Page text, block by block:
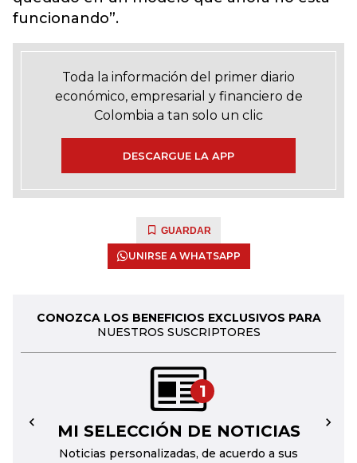
funcionando”.
Toda la información del primer diario
económico, empresarial y financiero de
Colombia a tan solo un clic
DESCARGUE LA APP
GUARDAR
UNIRSE A WHATSAPP
CONOZCA LOS BENEFICIOS EXCLUSIVOS PARA
NUESTROS SUSCRIPTORES
1
MI SELECCIÓN DE NOTICIAS
Noticias personalizadas, de acuerdo a sus
← →